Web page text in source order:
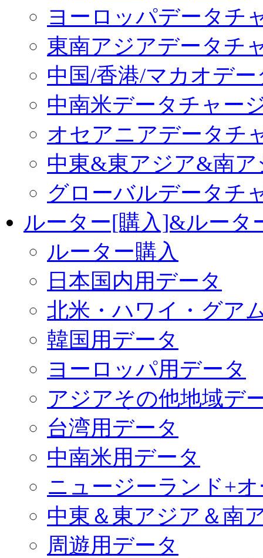
ヨーロッパデータチ
東南アジアデータチ
中国/香港/マカオデ
中南米データチャー
オセアニアデータチ
中東&東アジア&南
グローバルデータチ
ルーター[購入]&ルータ
ルーター購入
日本国内用データ
北米・ハワイ・グア
韓国用データ
ヨーロッパ用データ
アジアその他地域デ
台湾用データ
中南米用データ
ニュージーランド+
中東＆東アジア＆南
周遊用データ